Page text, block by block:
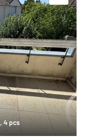
, 4 pcs